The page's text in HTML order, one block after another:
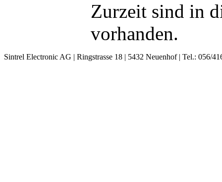
Zurzeit sind in
vorhanden.
Sintrel Electronic AG | Ringstrasse 18 | 5432 Neuenhof | Tel.: 056/